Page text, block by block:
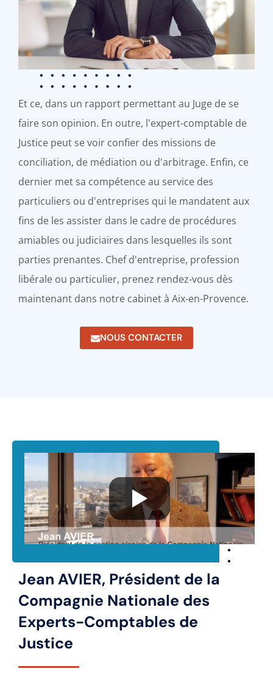
Et ce, dans un rapport permettant au Juge de se
faire son opinion. En outre, l'expert-comptable de
Justice peut se voir confier des missions de
conciliation, de médiation ou d'arbitrage. Enfin, ce
dernier met sa compétence au service des
particuliers ou d'entreprises qui le mandatent aux
fins de les assister dans le cadre de procédures
amiables ou judiciaires dans lesquelles ils sont
parties prenantes. Chef d'entreprise, profession
libérale ou particulier, prenez rendez-vous dès
maintenant dans notre cabinet à Aix-en-Provence.
NOUS CONTACTER
Jean AVIER, Président de la
Compagnie Nationale des
Experts-Comptables de
Justice